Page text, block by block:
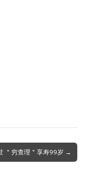
＂穷查理＂享寿99岁 →